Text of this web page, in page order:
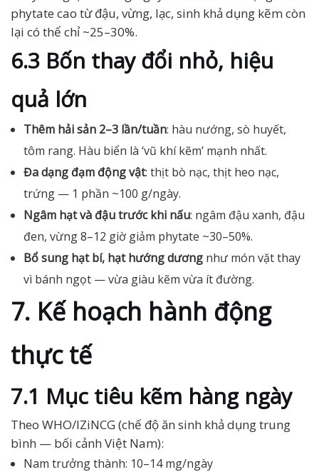
phytate cao từ đậu, vừng, lạc, sinh khả dụng kẽm còn
lại có thể chỉ ~25–30%.
6.3 Bốn thay đổi nhỏ, hiệu
quả lớn
Thêm hải sản 2–3 lần/tuần: hàu nướng, sò huyết,
tôm rang. Hàu biển là ‘vũ khí kẽm’ mạnh nhất.
Đa dạng đạm động vật: thịt bò nạc, thịt heo nạc,
trứng — 1 phần ~100 g/ngày.
Ngâm hạt và đậu trước khi nấu: ngâm đậu xanh, đậu
đen, vừng 8–12 giờ giảm phytate ~30–50%.
Bổ sung hạt bí, hạt hướng dương như món vặt thay
vì bánh ngọt — vừa giàu kẽm vừa ít đường.
7. Kế hoạch hành động
thực tế
7.1 Mục tiêu kẽm hàng ngày
Theo WHO/IZiNCG (chế độ ăn sinh khả dụng trung
bình — bối cảnh Việt Nam):
Nam trưởng thành: 10–14 mg/ngày